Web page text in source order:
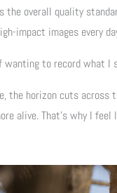
the overall quality
impact images every
to record what I
the horizon cuts
alive. That’s why I